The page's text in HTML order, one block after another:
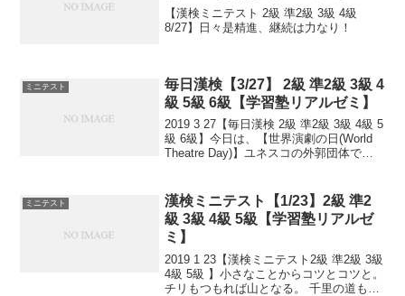
【漢検ミニテスト 2級 準2級 3級 4級
8/27】日々是精進、継続は力なり！
ミニテスト
毎日漢検【3/27】 2級 準2級 3級 4
級 5級 6級【学習塾リアルゼミ】
2019 3 27【毎日漢検 2級 準2級 3級 4級 5
級 6級】今日は、【世界演劇の日(World
Theatre Day)】ユネスコの外郭団体であ
ター...
ミニテスト
漢検ミニテスト【1/23】2級 準2
級 3級 4級 5級【学習塾リアルゼ
ミ】
2019 1 23【漢検ミニテスト2級 準2級 3級
4級 5級 】小さなことからコツとコツと。
チリもつもれば山となる。 千里の道も一